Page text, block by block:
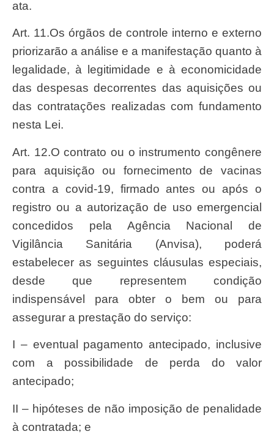
ata.
Art. 11.Os órgãos de controle interno e externo
priorizarão a análise e a manifestação quanto à
legalidade, à legitimidade e à economicidade
das despesas decorrentes das aquisições ou
das contratações realizadas com fundamento
nesta Lei.
Art. 12.O contrato ou o instrumento congênere
para aquisição ou fornecimento de vacinas
contra a covid-19, firmado antes ou após o
registro ou a autorização de uso emergencial
concedidos pela Agência Nacional de
Vigilância Sanitária (Anvisa), poderá
estabelecer as seguintes cláusulas especiais,
desde que representem condição
indispensável para obter o bem ou para
assegurar a prestação do serviço:
I – eventual pagamento antecipado, inclusive
com a possibilidade de perda do valor
antecipado;
II – hipóteses de não imposição de penalidade
à contratada; e